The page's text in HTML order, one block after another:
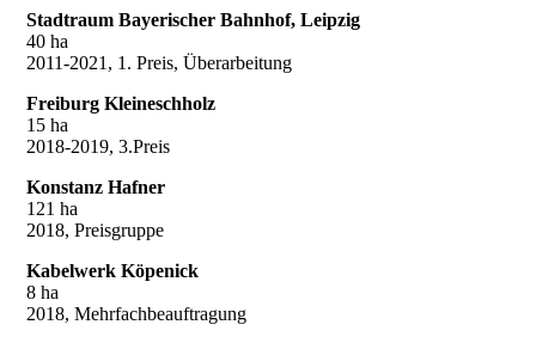
Stadtraum Bayerischer Bahnhof, Leipzig
40 ha
2011-2021, 1. Preis, Überarbeitung
Freiburg Kleineschholz
15 ha
2018-2019, 3.Preis
Konstanz Hafner
121 ha
2018, Preisgruppe
Kabelwerk Köpenick
8 ha
2018, Mehrfachbeauftragung